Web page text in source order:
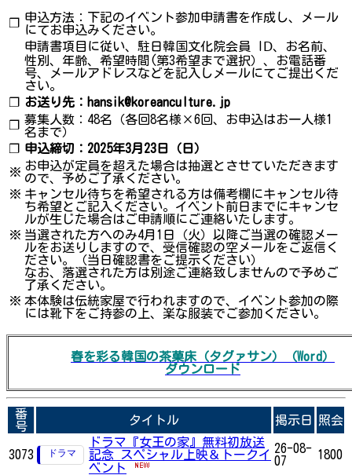
❐ 申込方法：下記のイベント参加申請書を作成し、メール
にてお申込みください。
申請書項目に従い、駐日韓国文化院会員 IⅮ、お名前、
性別、年齢、希望時間(第3希望まで選択）、お電話番
号、メールアドレスなどを記入しメールにてご提出くだ
さい。
❐ お送り先：hansik@koreanculture.jp
❐ 募集人数：48名（各回8名様×6回、お申込はお一人様1
名まで）
❐ 申込締切：2025年3月23日（日）
※ お申込が定員を超えた場合は抽選とさせていただきます
ので、予めご了承ください。
※ キャンセル待ちを希望される方は備考欄にキャンセル待
ち希望とご記入ください。イベント前日までにキャンセ
ルが生じた場合はご申請順にご連絡いたします。
※ 当選された方へのみ4月1日（火）以降ご当選の確認メー
ルをお送りしますので、受信確認の空メールをご返信く
ださい。（当日確認書をご提示ください）
なお、落選された方は別途ご連絡致しませんので予めご
了承ください。
※ 本体験は伝統家屋で行われますので、イベント参加の際
には靴下をご持参の上、楽な服装でご参加ください。
春を彩る韓国の茶菓床（タグァサン）（Word）
ダウンロード
番
号
タイトル 掲示日 照会
3073
ドラマ『女王の家』無料初放送
記念 スペシャル上映＆トークイ
ベント
26-08-
07
1800